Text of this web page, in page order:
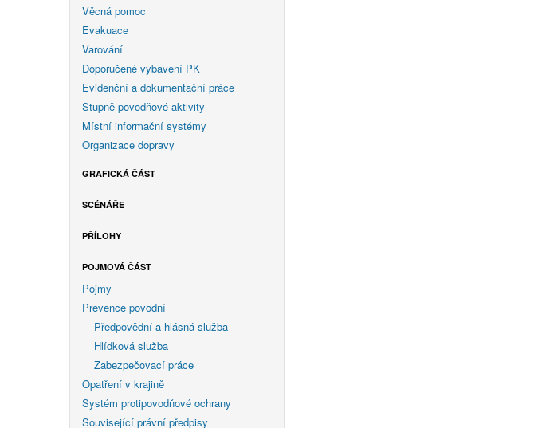
Věcná pomoc
Evakuace
Varování
Doporučené vybavení PK
Evidenční a dokumentační práce
Stupně povodňové aktivity
Místní informační systémy
Organizace dopravy
GRAFICKÁ ČÁST
SCÉNÁŘE
PŘÍLOHY
POJMOVÁ ČÁST
Pojmy
Prevence povodní
Předpovědní a hlásná služba
Hlídková služba
Zabezpečovací práce
Opatření v krajině
Systém protipovodňové ochrany
Související právní předpisy